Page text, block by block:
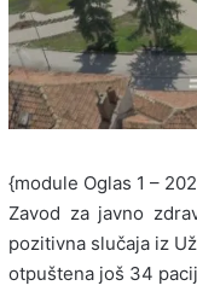
{module Oglas 1 –
Zavod za javno
pozitivna slučaja iz
otpuštena još 34